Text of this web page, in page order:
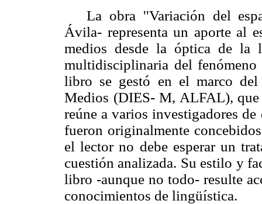
La obra ''Variación del
Ávila- representa un aporte al
medios desde la óptica de la
multidisciplinaria del
libro se gestó en el marco
Medios (DIES- M, ALFAL), que
reúne a varios investigadores
fueron originalmente
el lector no debe esperar un
cuestión analizada. Su estilo y
libro -aunque no todo- resulte
conocimientos de lingüística.